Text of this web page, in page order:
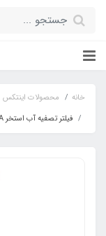
خانه محصولات اینتکس
فیلتر تصفیه آب استخر A